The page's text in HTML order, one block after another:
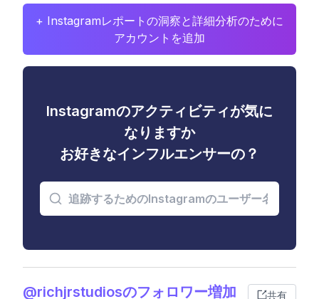
+ Instagramレポートの洞察と詳細分析のために
アカウントを追加
Instagramのアクティビティが気に
なりますか
お好きなインフルエンサーの？
@richjrstudiosのフォロワー増加 共有